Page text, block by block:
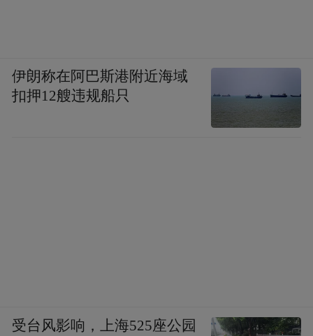
伊朗称在阿巴斯港附近海域
扣押12艘违规船只
受台风影响，上海525座公园